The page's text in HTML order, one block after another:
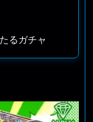
るガチャ